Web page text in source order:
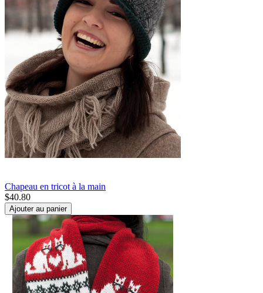
Chapeau en tricot à la main
$40.80
Ajouter au panier